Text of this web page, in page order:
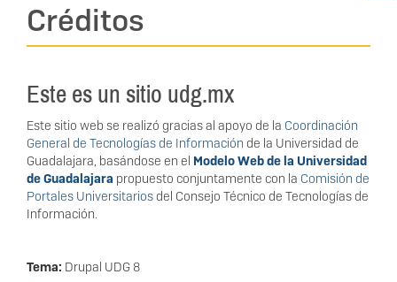
Créditos
Este es un sitio udg.mx
Este sitio web se realizó gracias al apoyo de la Coordinación
General de Tecnologías de Información de la Universidad de
Guadalajara, basándose en el Modelo Web de la Universidad
de Guadalajara propuesto conjuntamente con la Comisión de
Portales Universitarios del Consejo Técnico de Tecnologías de
Información.
Tema: Drupal UDG 8